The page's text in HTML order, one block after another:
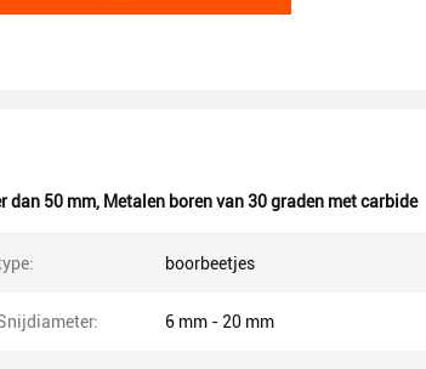
dan 50 mm, Metalen boren van 30 graden met carbide
boorbeetjes
6 mm - 20 mm